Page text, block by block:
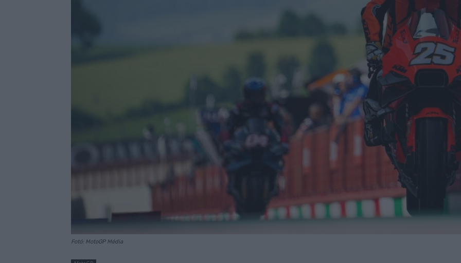
Fotó: MotoGP Média